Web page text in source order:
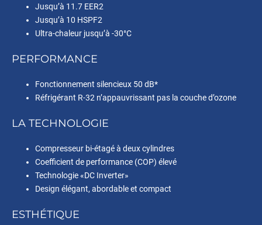
Jusqu’à 11.7 EER2
Jusqu’à 10 HSPF2
Ultra-chaleur jusqu’à -30°C
PERFORMANCE
Fonctionnement silencieux 50 dB*
Réfrigérant R-32 n’appauvrissant pas la couche d’ozone
LA TECHNOLOGIE
Compresseur bi-étagé à deux cylindres
Coefficient de performance (COP) élevé
Technologie «DC Inverter»
Design élégant, abordable et compact
ESTHÉTIQUE